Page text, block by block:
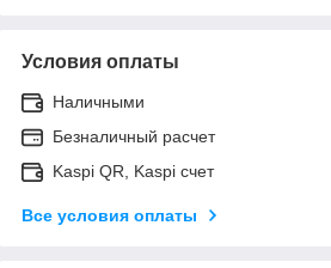
Условия оплаты
Наличными
Безналичный расчет
Kaspi QR, Kaspi счет
Все условия оплаты